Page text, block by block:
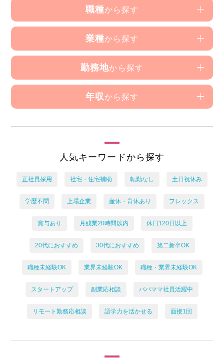
職種から探す
業種から探す
勤務地から探す
年収 から探す
人気キーワードから探す
正社員採用 社宅・住宅補助 転勤なし 土日祝休み
学歴不問 上場企業 産休・育休あり フレックス
賞与あり 月残業20時間以内 休日120日以上
20代におすすめ 30代におすすめ 第二新卒OK
職種未経験OK 業界未経験OK 職種・業界未経験OK
スタートアップ 副業応相談 パパママ社員活躍中
リモート勤務応相談 語学力を活かせる 面接1回